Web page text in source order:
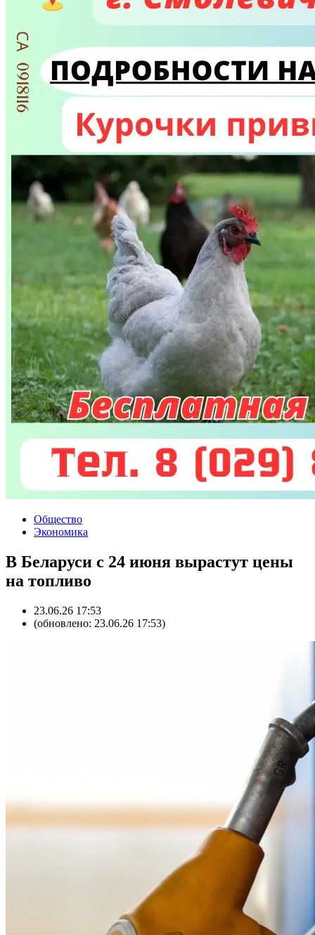
Общество
Экономика
В Беларуси с 24 июня вырастут цены
на топливо
23.06.26 17:53
(обновлено: 23.06.26 17:53)